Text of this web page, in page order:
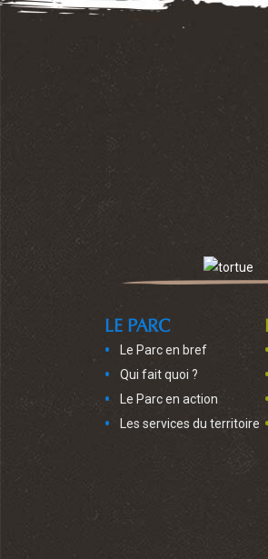
LE PARC
Le Parc en bref
Qui fait quoi ?
Le Parc en action
Les services du territoire